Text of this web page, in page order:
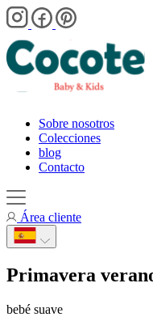
Sobre nosotros
Colecciones
blog
Contacto
Área cliente
Primavera
bebé suave